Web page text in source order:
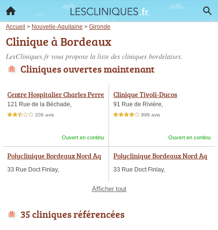
Accueil > Nouvelle-Aquitaine > Gironde
Clinique à Bordeaux
LesCliniques.fr vous propose la liste des cliniques bordelaises.
Cliniques ouvertes maintenant
Centre Hospitalier Charles Perre
ns
121 Rue de la Béchade,
2,5 étoiles sur 5 206 avis
Ouvert en continu
Clinique Tivoli-Ducos
91 Rue de Rivière,
4,0 étoiles sur 5 998 avis
Ouvert en continu
Polyclinique Bordeaux Nord Aq
uitaine
33 Rue Doct Finlay,
Polyclinique Bordeaux Nord Aq
uitaine
33 Rue Doct Finlay,
Afficher tout
35 cliniques référencées